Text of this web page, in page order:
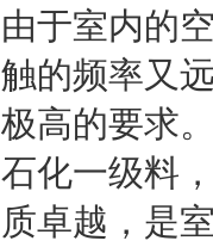
由于室内的
触的频率又
极高的要求
石化一级料
质卓越，是